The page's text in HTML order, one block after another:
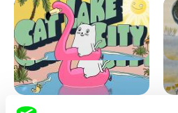
Antje Heyn